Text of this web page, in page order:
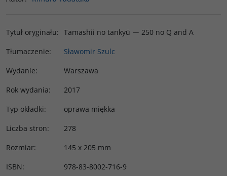
Tytuł oryginału: Tamashii no tankyū ー 250 no Q and A
Tłumaczenie:
Sławomir Szulc
Wydanie:
Warszawa
Rok wydania:
2017
Typ okładki:
oprawa miękka
Liczba stron:
278
Rozmiar:
145 x 205 mm
ISBN: 978-83-8002-716-9